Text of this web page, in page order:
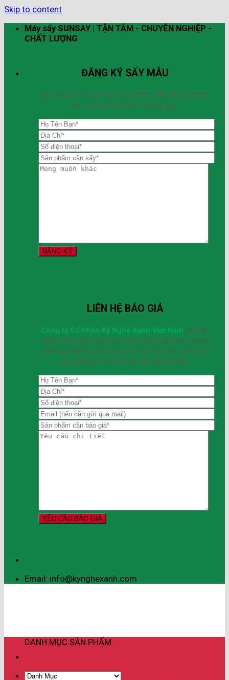
Skip to content
Máy sấy SUNSAY | TẬN TÂM - CHUYÊN NGHIỆP -
CHẤT LƯỢNG
ĐĂNG KÝ SẤY MẪU
Bạn đang cần sấy mẫu sản phẩm. Hãy để lại thông
tin, chúng tôi sẽ liên hệ lại ngay.
LIÊN HỆ BÁO GIÁ
Công ty Cổ Phần Kỹ Nghệ Xanh Việt Nam rất hân
hạnh nhận được sự quan tâm của Quý khách hàng
đến sản phẩm của chúng tôi.Vui lòng để lại thông
tin, chúng tôi sẽ liên hệ đến quý khách.
Email: info@kynghexanh.com
DANH MỤC SẢN PHẨM